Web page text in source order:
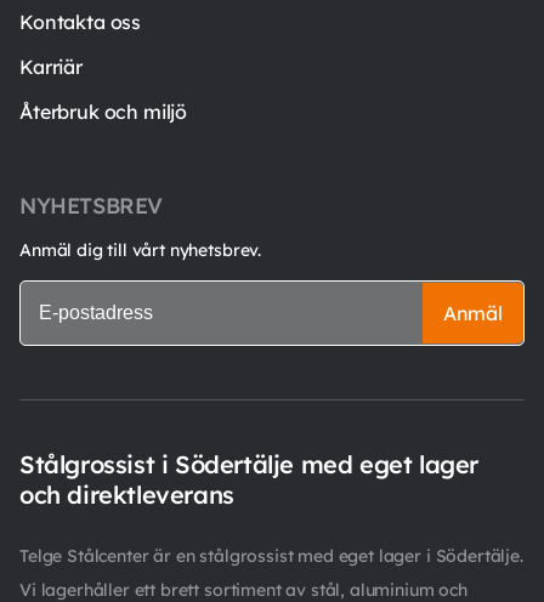
Kontakta oss
Karriär
Återbruk och miljö
NYHETSBREV
Anmäl dig till vårt nyhetsbrev.
Anmäl
Stålgrossist i Södertälje med eget lager
och direktleverans
Telge Stålcenter är en stålgrossist med eget lager i Södertälje.
Vi lagerhåller ett brett sortiment av stål, aluminium och